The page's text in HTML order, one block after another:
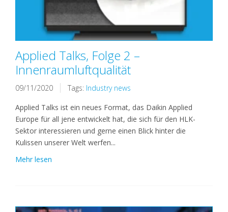
Applied Talks, Folge 2 –
Innenraumluftqualität
09/11/2020 Tags: Industry news
Applied Talks ist ein neues Format, das Daikin Applied
Europe für all jene entwickelt hat, die sich für den HLK-
Sektor interessieren und gerne einen Blick hinter die
Kulissen unserer Welt werfen...
Mehr lesen